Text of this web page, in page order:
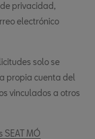
privacidad,
electrónico
solo se
propia cuenta del
vinculados a otros
MÓ